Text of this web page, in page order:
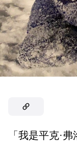
「我是平克·